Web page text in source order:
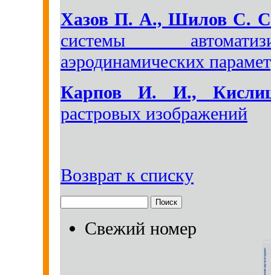
Хазов П. А., Шилов С.
системы
аэродинамических
Карпов И. И.,
растровых изображений
Возврат к списку
Свежий номер